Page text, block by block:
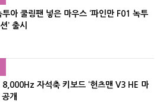
투아 쿨링팬 넣은 마우스 ‘파인만 F01 녹투
’ 출시
8,000Hz 자석축 키보드 ‘헌츠맨 V3 HE 마
공개